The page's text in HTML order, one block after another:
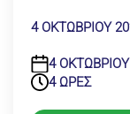
4 ΟΚΤΩΒΡΙΟΥ
4 ΟΚΤΩΒΡΙΟΥ
4 ΩΡΕΣ